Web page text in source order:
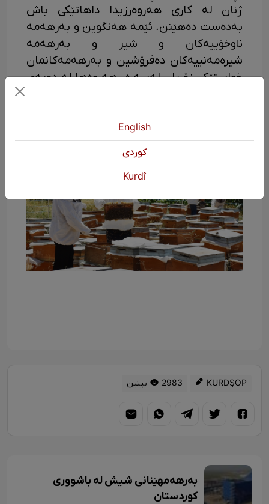
ژنان لە کاری هەروەرزیدا داهاتێکی باش
بەدەست دەهێنن. ئێمە هەنگوین و بەرهەمە
ناوخۆییەکان و شیر و بەرهەمە
شیرەمەنییەکان دەفرۆشین و بەرهەمەکانمان
خواستێکی زۆریان لەسەرە. هەروەها لە دوبەی
KURDŞOP 2983 بینین
بەرهەمهێنانی شیش لە باشووری
کوردستان
English
كوردی
Kurdî